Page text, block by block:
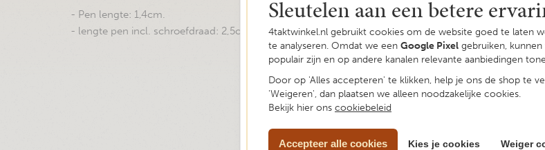
- Pen lengte: 1,4cm.
- lengte pen incl. schroefdraad: 2,5cm.
Sleutelen aan een betere
4taktwinkel.nl gebruikt cookies om de website goed te laten
te analyseren. Omdat we een Google Pixel gebruiken,
populair zijn en op andere kanalen relevante aanbiedingen
Door op 'Alles accepteren' te klikken, help je ons de shop te
'Weigeren', dan plaatsen we alleen noodzakelijke cookies.
Bekijk hier ons cookiebeleid
Accepteer alle cookies Kies je cookies Weiger